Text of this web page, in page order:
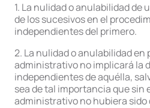
1. La nulidad o anulabilidad de
de los sucesivos en el
independientes del primero.
2. La nulidad o anulabilidad en
administrativo no implicará la
independientes de aquélla,
sea de tal importancia que sin
administrativo no hubiera sido